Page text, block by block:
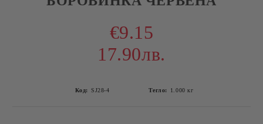
€9.15
17.90лв.
Код: SJ28-4 Тегло: 1.000 кг